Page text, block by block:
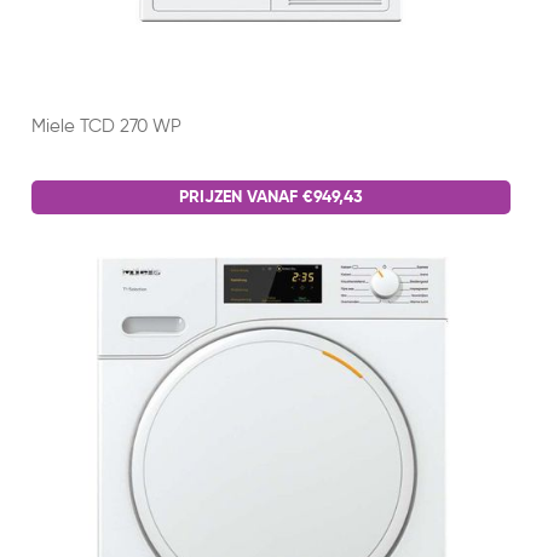
Miele TCD 270 WP
PRIJZEN VANAF €949,43